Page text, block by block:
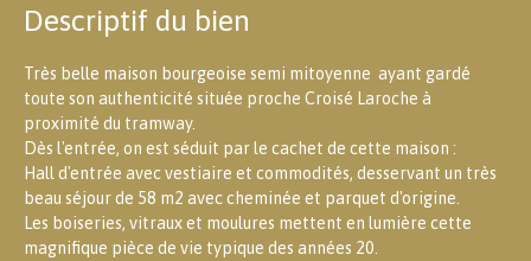
Descriptif du bien
Très belle maison bourgeoise semi mitoyenne ayant gardé
toute son authenticité située proche Croisé Laroche à
proximité du tramway.
Dès l'entrée, on est séduit par le cachet de cette maison :
Hall d'entrée avec vestiaire et commodités, desservant un très
beau séjour de 58 m2 avec cheminée et parquet d'origine.
Les boiseries, vitraux et moulures mettent en lumière cette
magnifique pièce de vie typique des années 20.